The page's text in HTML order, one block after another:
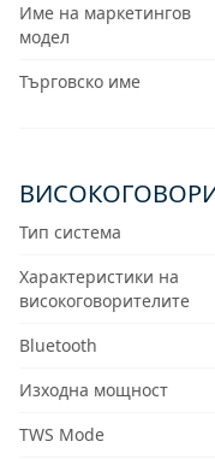
Име на маркетингов
модел
Търговско име
Тип система
Характеристики на
високоговорителите
Bluetooth
Изходна мощност
TWS Mode